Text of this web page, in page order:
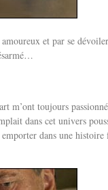
et par se
m’ont toujours
dans cet univers
dans une histoire